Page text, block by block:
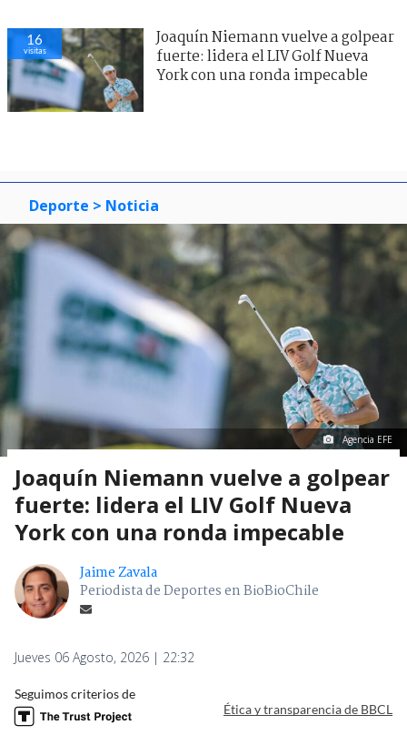
16
visitas
Joaquín Niemann vuelve a golpear
fuerte: lidera el LIV Golf Nueva
York con una ronda impecable
Deporte > Noticia
Agencia EFE
Joaquín Niemann vuelve a golpear
fuerte: lidera el LIV Golf Nueva
York con una ronda impecable
Jaime Zavala
Periodista de Deportes en BioBioChile
Jueves 06 Agosto, 2026 | 22:32
Seguimos criterios de
Ética y transparencia de BBCL